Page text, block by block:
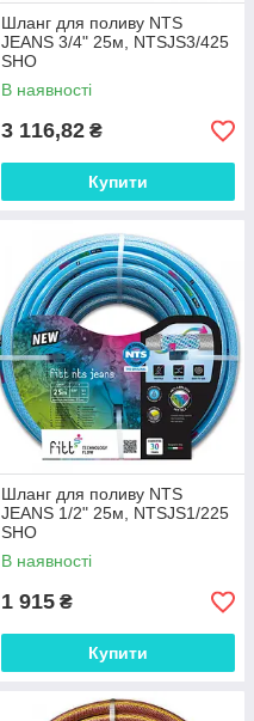
Шланг для поливу NTS
JEANS 3/4" 25м, NTSJS3/425
SHO
В наявності
3 116,82 ₴
Купити
Шланг для поливу NTS
JEANS 1/2" 25м, NTSJS1/225
SHO
В наявності
1 915 ₴
Купити